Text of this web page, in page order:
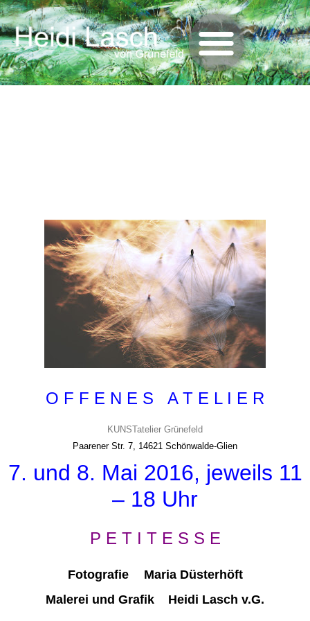
O F F E N E S A T E L I E R
KUNSTatelier Grünefeld
Paarener Str. 7, 14621 Schönwalde-Glien
7. und 8. Mai 2016, jeweils 11
– 18 Uhr
P E T I T E S S E
Fotografie
Maria Düsterhöft
Malerei und Grafik Heidi Lasch v.G.